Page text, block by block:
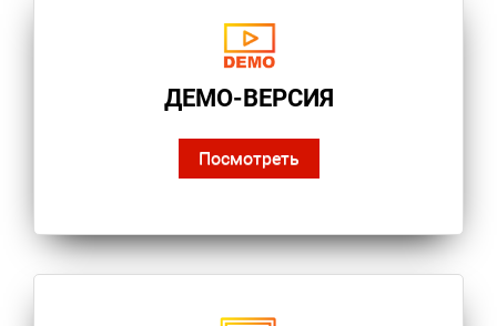
ДЕМО-ВЕРСИЯ
Посмотреть